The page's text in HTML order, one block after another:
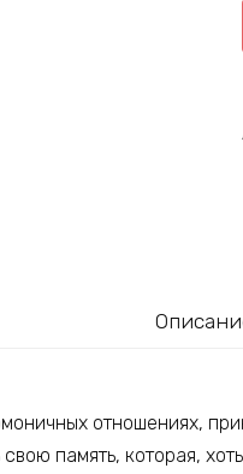
отношениях,
память, которая,